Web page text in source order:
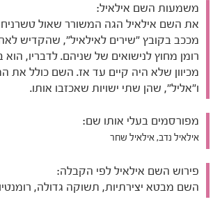
משמעות השם אילאיל:
את השם אילאיל הגה המשורר שאול
מככב בקובץ "שירים לאילאיל", שהקדיש
רומן מחוץ לנישואים של שניהם. לדבריו,
מכיוון שלא היה קיים עד אז. השם כולל את
ו"אליל", שהן שתי ישויות שאכזבו אותו.
מפורסמים בעלי אותו שם:
אילאיל נדב, אילאיל שחר
פירוש השם אילאיל לפי הקבלה:
השם מבטא יצירתיות, תשוקה גדולה,